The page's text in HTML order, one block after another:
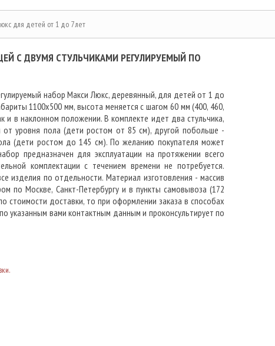
для детей от 1 до 7 лет
С ДВУМЯ СТУЛЬЧИКАМИ РЕГУЛИРУЕМЫЙ ПО
набор Макси Люкс, деревянный, для детей от 1 до
1100х500 мм, высота меняется с шагом 60 мм (400, 460,
и в наклонном положении. В комплекте идет два стульчика,
уровня пола (дети ростом от 85 см), другой побольше -
(дети ростом до 145 см). По желанию покупателя может
предназначен для эксплуатации на протяжении всего
комплектации с течением времени не потребуется.
изделия по отдельности. Материал изготовления - массив
по Москве, Санкт-Петербургу и в пункты самовывоза (172
стоимости доставки, то при оформлении заказа в способах
указанным вами контактным данным и проконсультирует по